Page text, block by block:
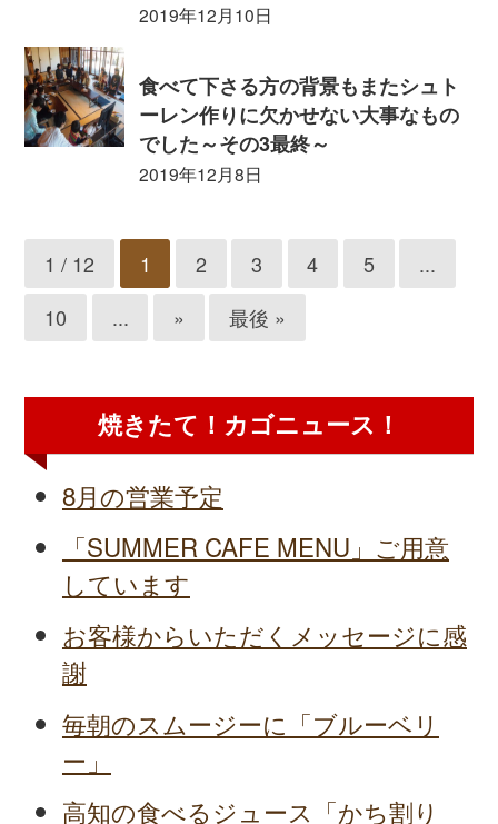
2019年12月10日
食べて下さる方の背景もまたシュト
ーレン作りに欠かせない大事なもの
でした～その3最終～
2019年12月8日
1 / 12 1 2 3 4 5
...
10
... » 最後 »
焼きたて！カゴニュース！
8月の営業予定
「SUMMER CAFE MENU」ご用意
しています
お客様からいただくメッセージに感
謝
毎朝のスムージーに「ブルーベリ
ー」
高知の食べるジュース「かち割り